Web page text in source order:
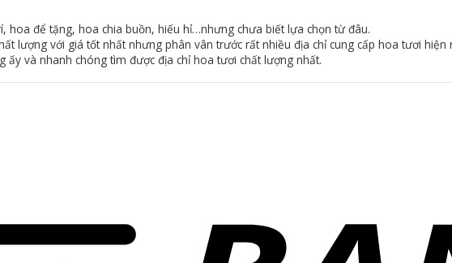
hoa để tặng, hoa chia buồn, hiếu hỉ…nhưng chưa biết lựa chọn từ đâu.
lượng với giá tốt nhất nhưng phân vân trước rất nhiều địa chỉ cung cấp hoa tươi hiện
ấy và nhanh chóng tìm được địa chỉ hoa tươi chất lượng nhất.